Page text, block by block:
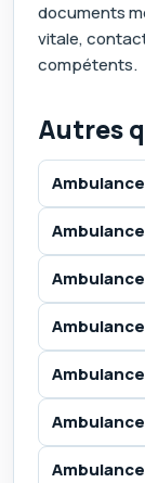
documents
vitale,
compétents.
Autres